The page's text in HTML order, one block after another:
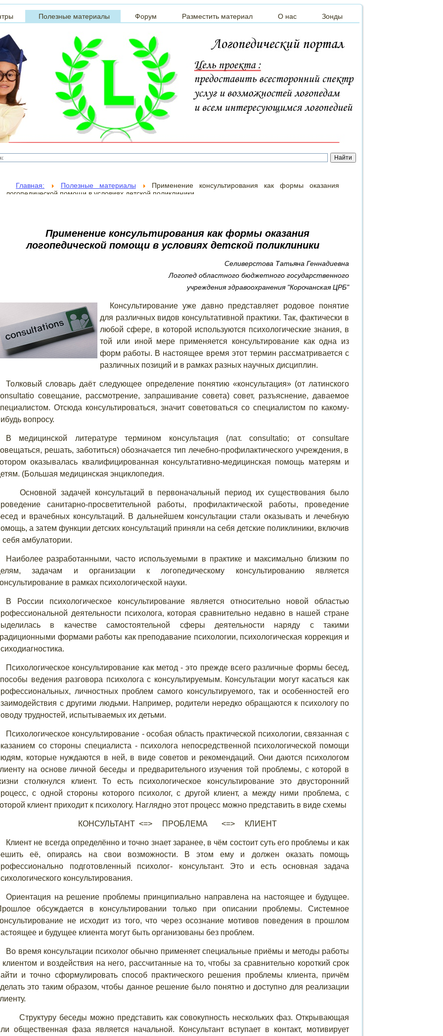
Полезные материалы Форум Разместить материал О нас Зонды
Главная: Полезные материалы
Применение консультирования как формы оказания
логопедической помощи в условиях детской поликлиники
Применение консультирования как формы оказания
логопедической помощи в условиях детской поликлиники
Селиверстова Татьяна Геннадиевна
Логопед областного бюджетного государственного
учреждения здравоохранения "Корочанская ЦРБ"
Консультирование уже давно представляет родовое понятие
для различных видов консультативной практики. Так, фактически в
любой сфере, в которой используются психологические знания, в
той или иной мере применяется консультирование как одна из
форм работы. В настоящее время этот термин рассматривается с
различных позиций и в рамках разных научных дисциплин.
Толковый словарь даёт следующее определение понятию «консультация» (от латинского
совещание, рассмотрение, запрашивание совета) совет, разъяснение, даваемое
Отсюда консультироваться, значит советоваться со специалистом по какому-
вопросу.
В медицинской литературе термином консультация (лат.consultatio; от consultare
решать, заботиться) обозначается тип лечебно-профилактического учреждения, в
оказывалась квалифицированная консультативно-медицинская помощь матерям и
(Большая медицинская энциклопедия.
Основной задачей консультаций в первоначальный период их существования было
санитарно-просветительной работы, профилактической работы, проведение
и врачебных консультаций. В дальнейшем консультации стали оказывать и лечебную
а затем функции детских консультаций приняли на себя детские поликлиники, включив
себя амбулатории.
Наиболее разработанными, часто используемыми в практике и максимально близким по
задачам и организации к логопедическому консультированию является
в рамках психологической науки.
В России психологическое консультирование является относительно новой областью
деятельности психолога, которая сравнительно недавно в нашей стране
в качестве самостоятельной сферы деятельности наряду с такими
формами работы как преподавание психологии, психологическая коррекция и
Психологическое консультирование как метод - это прежде всего различные формы бесед,
ведения разговора психолога с консультируемым. Консультации могут касаться как
личностных проблем самого консультируемого, так и особенностей его
с другими людьми. Например, родители нередко обращаются к психологу по
трудностей, испытываемых их детьми.
Психологическое консультирование - особая область практической психологии, связанная с
со стороны специалиста - психолога непосредственной психологической помощи
которые нуждаются в ней, в виде советов и рекомендаций. Они даются психологом
на основе личной беседы и предварительного изучения той проблемы, с которой в
столкнулся клиент. То есть психологическое консультирование это двусторонний
с одной стороны которого психолог, с другой клиент, а между ними проблема, с
клиент приходит к психологу. Наглядно этот процесс можно представить в виде схемы
КОНСУЛЬТАНТ <=> ПРОБЛЕМА <=> КЛИЕНТ
Клиент не всегда определённо и точно знает заранее, в чём состоит суть его проблемы и как
её, опираясь на свои возможности. В этом ему и должен оказать помощь
подготовленный психолог- консультант. Это и есть основная задача
консультирования.
Ориентация на решение проблемы принципиально направлена на настоящее и будущее.
обсуждается в консультировании только при описании проблемы. Системное
не исходит из того, что через осознание мотивов поведения в прошлом
и будущее клиента могут быть организованы без проблем.
Во время консультации психолог обычно применяет специальные приёмы и методы работы
клиентом и воздействия на него, рассчитанные на то, чтобы за сравнительно короткий срок
и точно сформулировать способ практического решения проблемы клиента, причём
это таким образом, чтобы данное решение было понятно и доступно для реализации
Структуру беседы можно представить как совокупность нескольких фаз. Открывающая
общественная фаза является начальной. Консультант вступает в контакт, мотивирует